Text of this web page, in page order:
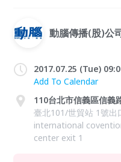
動腦傳播(股)公
2017.07.25 (Tue)
Add To Calendar
110台北市信義區信義
臺北101/世貿站 1號出
international
center exit 1